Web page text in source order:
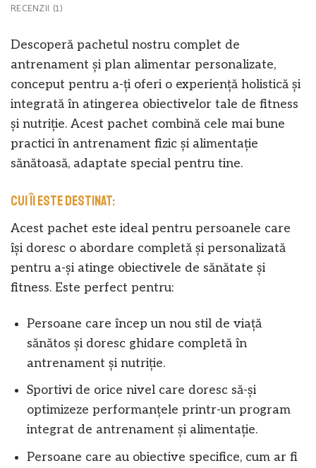
RECENZII (1)
Descoperă pachetul nostru complet de
antrenament și plan alimentar personalizate,
conceput pentru a-ți oferi o experiență holistică și
integrată în atingerea obiectivelor tale de fitness
și nutriție. Acest pachet combină cele mai bune
practici în antrenament fizic și alimentație
sănătoasă, adaptate special pentru tine.
Cui îi este destinat:
Acest pachet este ideal pentru persoanele care
își doresc o abordare completă și personalizată
pentru a-și atinge obiectivele de sănătate și
fitness. Este perfect pentru:
Persoane care încep un nou stil de viață
sănătos și doresc ghidare completă în
antrenament și nutriție.
Sportivi de orice nivel care doresc să-și
optimizeze performanțele printr-un program
integrat de antrenament și alimentație.
Persoane care au obiective specifice, cum ar fi